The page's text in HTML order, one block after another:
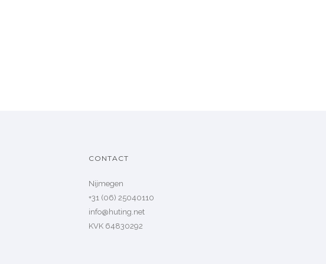
CONTACT
Nijmegen
+31 (06) 25040110
info@huting.net
KVK 64830292